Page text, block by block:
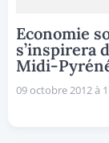
Economie
s’inspirera
Midi-
09 octobre 2012 à